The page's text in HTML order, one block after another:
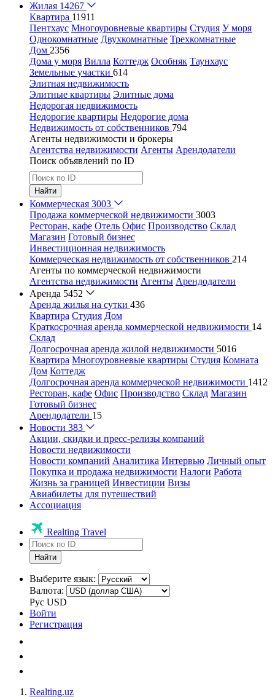
Жилая 14267
Квартира 11911
Пентхаус Многоуровневые квартиры Студия У моря
Однокомнатные Двухкомнатные Трехкомнатные
Дом 2356
Дома у моря Вилла Коттедж Особняк Таунхаус
Земельные участки 614
Элитная недвижимость
Элитные квартиры Элитные дома
Недорогая недвижимость
Недорогие квартиры Недорогие дома
Недвижимость от собственников 794
Агенты недвижимости и брокеры
Агентства недвижимости Агенты Арендодатели
Поиск объявлений по ID
Найти
Коммерческая 3003
Продажа коммерческой недвижимости 3003
Ресторан, кафе Отель Офис Производство Склад
Магазин Готовый бизнес
Инвестиционная недвижимость
Коммерческая недвижимость от собственников 214
Агенты по коммерческой недвижимости
Агентства недвижимости Агенты Арендодатели
Аренда 5452
Аренда жилья на сутки 436
Квартира Студия Дом
Краткосрочная аренда коммерческой недвижимости 14
Склад
Долгосрочная аренда жилой недвижимости 5016
Квартира Многоуровневые квартиры Студия Комната
Дом Коттедж
Долгосрочная аренда коммерческой недвижимости 1412
Ресторан, кафе Офис Производство Склад Магазин
Готовый бизнес
Арендодатели 15
Новости 383
Акции, скидки и пресс-релизы компаний
Новости недвижимости
Новости компаний Аналитика Интервью Личный опыт
Покупка и продажа недвижимости Налоги Работа
Жизнь за границей Инвестиции Визы
Авиабилеты для путешествий
Ассоциация
Realting Travel
Найти
Выберите язык:
Валюта:
Рус USD
Войти
Регистрация
Realting.uz